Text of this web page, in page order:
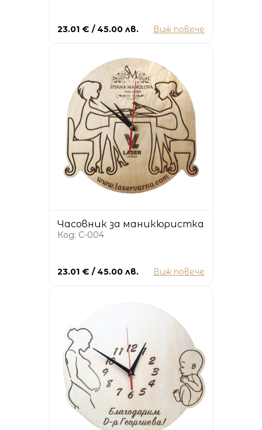
23.01 € / 45.00 лв. Виж повече
Часовник за маникюристка
Код: C-004
23.01 € / 45.00 лв. Виж повече